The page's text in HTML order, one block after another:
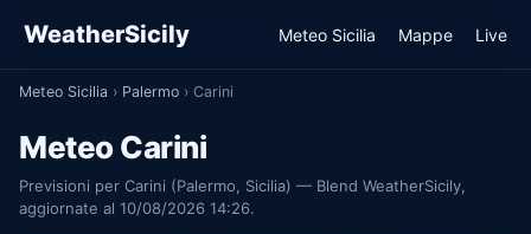
WeatherSicily Meteo Sicilia Mappe Live
Meteo Sicilia › Palermo › Carini
Meteo Carini
Previsioni per Carini (Palermo, Sicilia) — Blend WeatherSicily,
aggiornate al 10/08/2026 14:26.